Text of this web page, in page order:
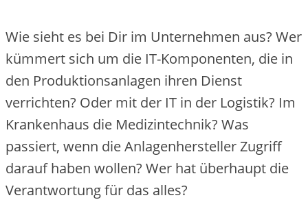
Wie sieht es bei Dir im Unternehmen aus? Wer
kümmert sich um die IT-Komponenten, die in
den Produktionsanlagen ihren Dienst
verrichten? Oder mit der IT in der Logistik? Im
Krankenhaus die Medizintechnik? Was
passiert, wenn die Anlagenhersteller Zugriff
darauf haben wollen? Wer hat überhaupt die
Verantwortung für das alles?